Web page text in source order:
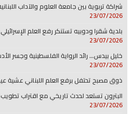
شراكة تربوية بين جامعة العلوم والآداب
23/07/2026
بلدية شقرا ودوبيه تستنكر رفع العلم
23/07/2026
خليل بيدس… رائد الرواية الفلسطينية وجسر
23/07/2026
ذوق مصبح تحتفل برفع العلم اللبناني عشية
البترون تستعد لحدث تاريخي مع اقتراب تطويب
23/07/2026